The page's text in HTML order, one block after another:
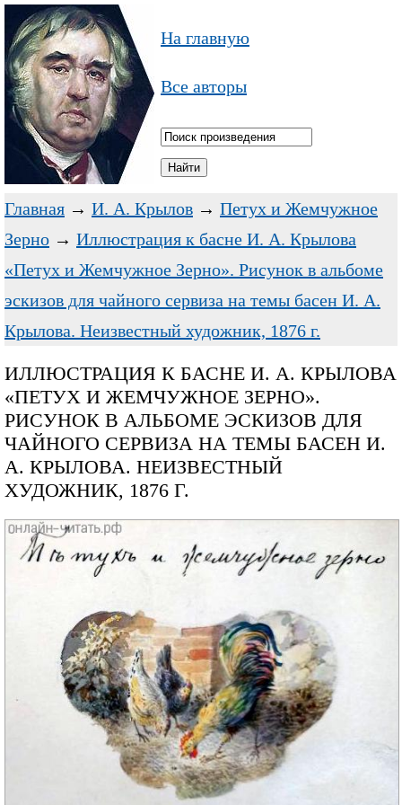
На главную
Все авторы
Главная → И. А. Крылов → Петух и Жемчужное
Зерно → Иллюстрация к басне И. А. Крылова
«Петух и Жемчужное Зерно». Рисунок в альбоме
эскизов для чайного сервиза на темы басен И. А.
Крылова. Неизвестный художник, 1876 г.
ИЛЛЮСТРАЦИЯ К БАСНЕ И. А. КРЫЛОВА
«ПЕТУХ И ЖЕМЧУЖНОЕ ЗЕРНО».
РИСУНОК В АЛЬБОМЕ ЭСКИЗОВ ДЛЯ
ЧАЙНОГО СЕРВИЗА НА ТЕМЫ БАСЕН И.
А. КРЫЛОВА. НЕИЗВЕСТНЫЙ
ХУДОЖНИК, 1876 Г.